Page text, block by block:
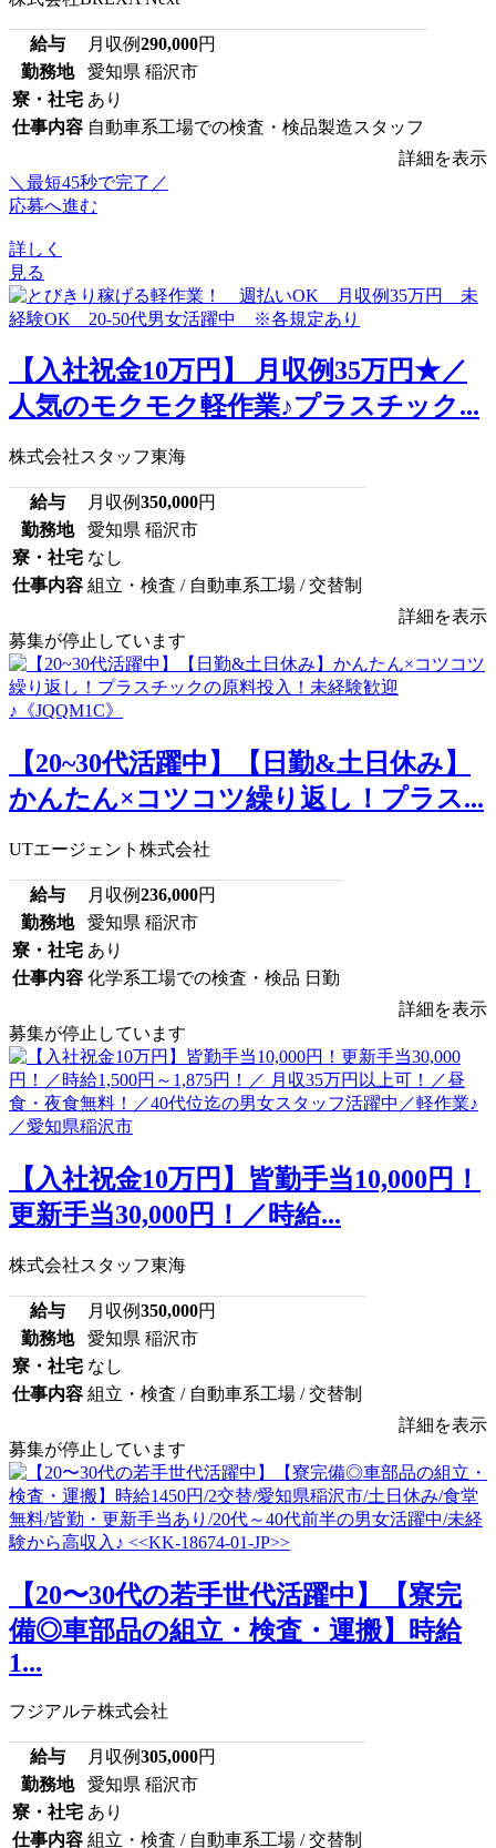
給与 月収例290,000円
勤務地
愛知県 稲沢市
寮・社宅 あり
仕事内容 自動車系工場での検査・検品製造スタッフ
詳細を表示
＼最短45秒で完了／
応募へ進む
詳しく
見る
【入社祝金10万円】 月収例35万円★／
人気のモクモク軽作業♪プラスチック...
株式会社スタッフ東海
給与 月収例350,000円
勤務地
愛知県 稲沢市
寮・社宅 なし
仕事内容 組立・検査 / 自動車系工場 / 交替制
詳細を表示
募集が停止しています
【20~30代活躍中】【日勤&土日休み】
かんたん×コツコツ繰り返し！プラス...
UTエージェント株式会社
給与 月収例236,000円
勤務地
愛知県 稲沢市
寮・社宅 あり
仕事内容 化学系工場での検査・検品 日勤
詳細を表示
募集が停止しています
【入社祝金10万円】皆勤手当10,000円！
更新手当30,000円！／時給...
株式会社スタッフ東海
給与 月収例350,000円
勤務地
愛知県 稲沢市
寮・社宅 なし
仕事内容 組立・検査 / 自動車系工場 / 交替制
詳細を表示
募集が停止しています
【20〜30代の若手世代活躍中】【寮完
備◎車部品の組立・検査・運搬】時給
1...
フジアルテ株式会社
給与 月収例305,000円
勤務地
愛知県 稲沢市
寮・社宅 あり
仕事内容 組立・検査 / 自動車系工場 / 交替制